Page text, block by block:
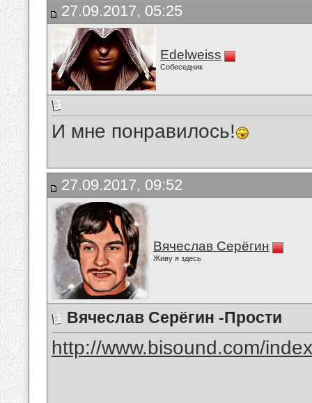
27.09.2017, 05:25
Edelweiss
Собеседник
И мне понравилось!
27.09.2017, 09:52
Вячеслав Серёгин
Живу я здесь
Вячеслав Серёгин -Прости
http://www.bisound.com/